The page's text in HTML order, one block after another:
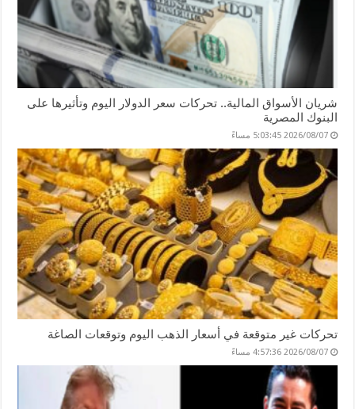
شريان الأسواق المالية.. تحركات سعر الدولار اليوم وتأثيرها على
البنوك المصرية
2026/08/07 5:03:45 مساءً
تحركات غير متوقعة في أسعار الذهب اليوم وتوقعات الصاغة
2026/08/07 4:57:36 مساءً